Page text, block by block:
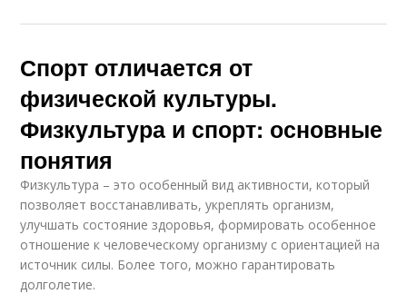
Спорт отличается от
физической культуры.
Физкультура и спорт: основные
понятия
Физкультура – это особенный вид активности, который
позволяет восстанавливать, укреплять организм,
улучшать состояние здоровья, формировать особенное
отношение к человеческому организму с ориентацией на
источник силы. Более того, можно гарантировать
долголетие.